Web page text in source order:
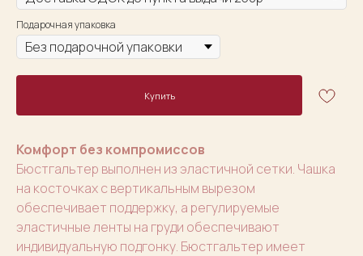
Подарочная упаковка
Купить
Комфорт без компромиссов
Бюстгальтер выполнен из эластичной сетки. Чашка
на косточках с вертикальным вырезом
обеспечивает поддержку, а регулируемые
эластичные ленты на груди обеспечивают
индивидуальную подгонку. Бюстгальтер имеет